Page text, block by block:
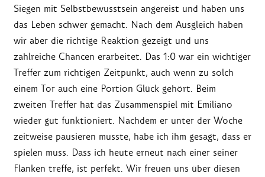
Siegen mit Selbstbewusstsein angereist und haben uns
das Leben schwer gemacht. Nach dem Ausgleich haben
wir aber die richtige Reaktion gezeigt und uns
zahlreiche Chancen erarbeitet. Das 1:0 war ein wichtiger
Treffer zum richtigen Zeitpunkt, auch wenn zu solch
einem Tor auch eine Portion Glück gehört. Beim
zweiten Treffer hat das Zusammenspiel mit Emiliano
wieder gut funktioniert. Nachdem er unter der Woche
zeitweise pausieren musste, habe ich ihm gesagt, dass er
spielen muss. Dass ich heute erneut nach einer seiner
Flanken treffe, ist perfekt. Wir freuen uns über diesen